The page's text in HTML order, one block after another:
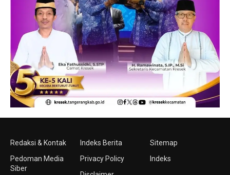
Redaksi & Kontak
Pedoman Media
Siber
Indeks Berita
Privacy Policy
Sitemap
Indeks